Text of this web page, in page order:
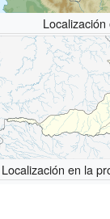
Localización en la